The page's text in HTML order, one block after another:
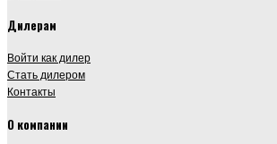
Дилерам
Войти как дилер
Стать дилером
Контакты
О компании